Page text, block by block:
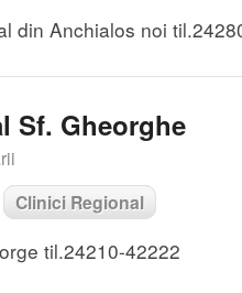
din Anchialos noi
Sf. Gheorghe
Clinici Regional
til.24210-42222